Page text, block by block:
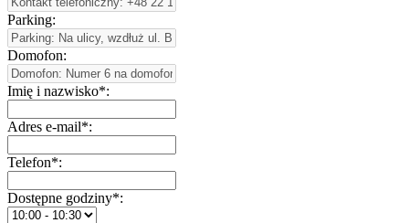
Parking:
Domofon:
Imię i nazwisko*:
Adres e-mail*:
Telefon*:
Dostępne godziny*: